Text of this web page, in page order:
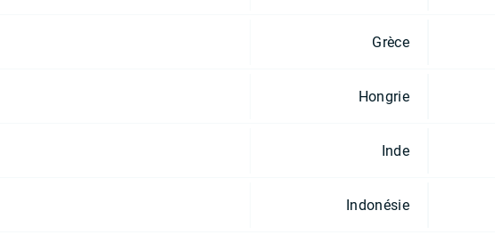
Grèce
Hongrie
Inde
Indonésie